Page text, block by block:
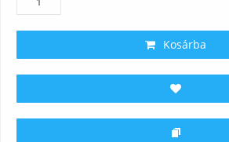
Kosárba